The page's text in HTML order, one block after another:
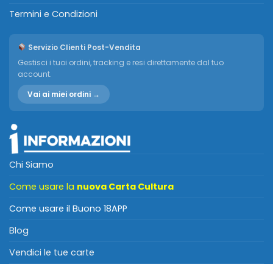
Termini e Condizioni
Servizio Clienti Post-Vendita
Gestisci i tuoi ordini, tracking e resi direttamente dal tuo
account.
Vai ai miei ordini →
Chi Siamo
Come usare la nuova Carta Cultura
Come usare il Buono 18APP
Blog
Vendici le tue carte